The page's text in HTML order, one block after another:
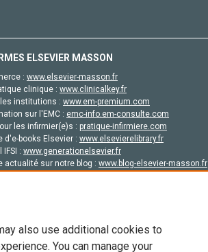
ELSEVIER MASSON
: www.elsevier-masson.fr
clinique : www.clinicalkey.fr
les institutions : www.em-premium.com
sur l'EMC : emc-info.em-consulte.com
les infirmier(e)s : pratique-infirmiere.com
d'e-books Elsevier : www.elsevierelibrary.fr
: www.generationelsevier.fr
actualité sur notre blog : www.blog-elsevier-masson.fr
also use additional cookies to
You can manage your